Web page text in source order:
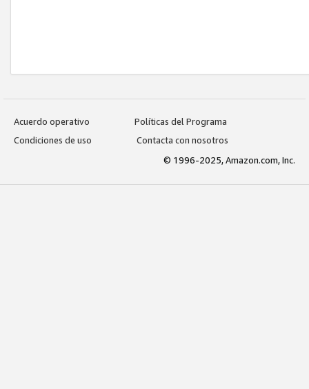
Acuerdo operativo
Políticas del Programa
Condiciones de uso
Contacta con nosotros
© 1996-2025, Amazon.com, Inc.